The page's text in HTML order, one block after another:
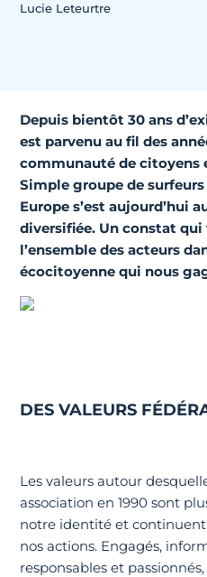
Lucie Leteurtre
Depuis bientôt 30 ans
est parvenu au fil des
communauté de citoyens
Simple groupe de
Europe s’est aujourd’hui
diversifiée. Un constat
l’ensemble des acteurs
écocitoyenne qui nous
DES VALEURS
Les valeurs autour
association en 1990 sont
notre identité et
nos actions. Engagés,
responsables et